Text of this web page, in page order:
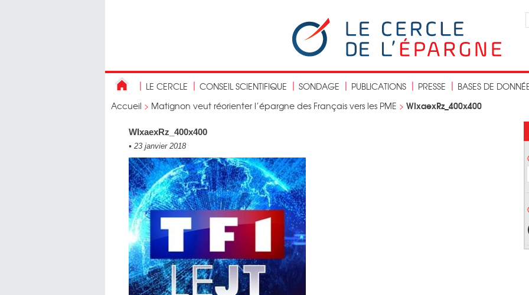
LE CERCLE CONSEIL SCIENTIFIQUE SONDAGE PUBLICATIONS PRESSE
BASES DE
Accueil > Matignon veut réorienter l’épargne des Français vers les PME > WIxaexRz_400x400
WIxaexRz_400x400
• 23 janvier 2018